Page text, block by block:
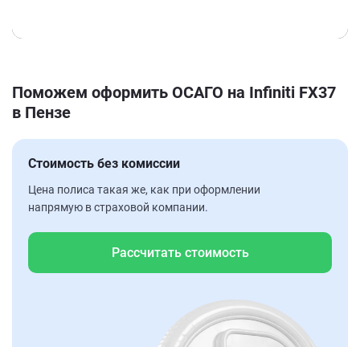
Поможем оформить ОСАГО на Infiniti FX37
в Пензе
Стоимость без комиссии
Цена полиса такая же, как при оформлении
напрямую в страховой компании.
Рассчитать стоимость